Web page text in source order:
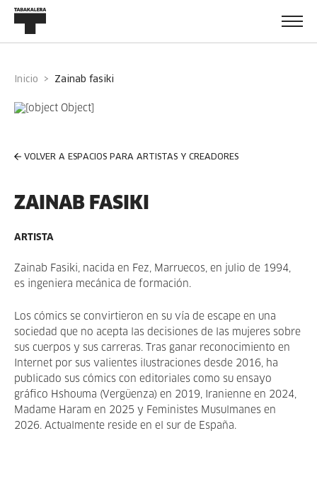
Inicio zainab fasiki
VOLVER A ESPACIOS PARA ARTISTAS Y CREADORES
ZAINAB FASIKI
ARTISTA
Zainab Fasiki, nacida en Fez, Marruecos, en julio de 1994,
es ingeniera mecánica de formación.
Los cómics se convirtieron en su vía de escape en una
sociedad que no acepta las decisiones de las mujeres sobre
sus cuerpos y sus carreras. Tras ganar reconocimiento en
Internet por sus valientes ilustraciones desde 2016, ha
publicado sus cómics con editoriales como su ensayo
gráfico Hshouma (Vergüenza) en 2019, Iranienne en 2024,
Madame Haram en 2025 y Feministes Musulmanes en
2026. Actualmente reside en el sur de España.